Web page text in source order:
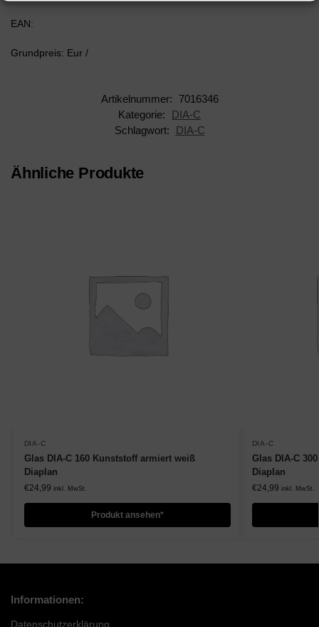
EAN:
Grundpreis: Eur /
Artikelnummer:
7016346
Kategorie:
DIA-C
Schlagwort:
DIA-C
Ähnliche Produkte
DIA-C
Glas DIA-C 160 Kunststoff armiert weiß
Diaplan
€24,99 inkl. MwSt.
Produkt ansehen*
DIA-C
Glas DIA-C
Diaplan
€24,99 inkl. MwSt.
Informationen:
Datenschutzerklärung